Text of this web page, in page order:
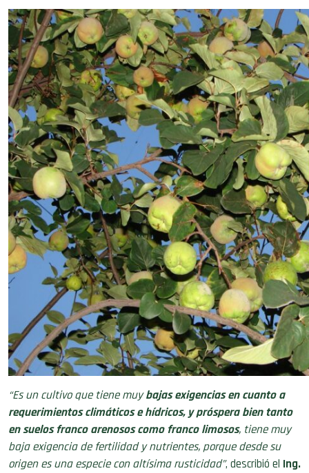
“Es un cultivo que tiene muybajas exigencias en cuanto a
requerimientos climáticos e hídricos, y próspera bien tanto
en suelos franco arenosos como franco limosos, tiene muy
baja exigencia de fertilidad y nutrientes, porque desde su
origen es una especie con altísima rusticidad”, describió el Ing.